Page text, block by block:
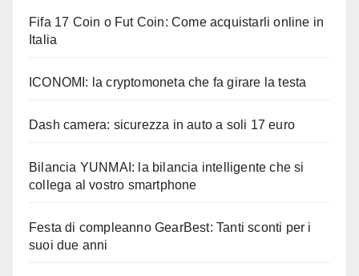
Fifa 17 Coin o Fut Coin: Come acquistarli online in
Italia
ICONOMI: la cryptomoneta che fa girare la testa
Dash camera: sicurezza in auto a soli 17 euro
Bilancia YUNMAI: la bilancia intelligente che si
collega al vostro smartphone
Festa di compleanno GearBest: Tanti sconti per i
suoi due anni